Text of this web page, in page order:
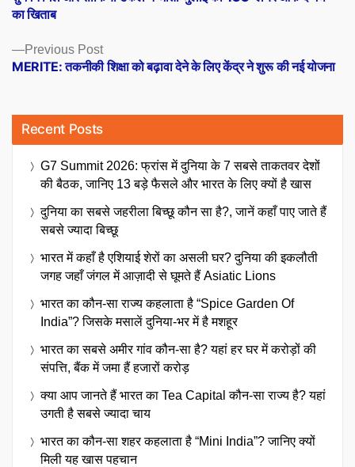
Previous PostPrevious
post:
MERITE: तकनीकी शिक्षा को बढ़ावा देने के लिए केंद्र ने शुरू की नई योजना
का खिताब
Recent Posts
G7 Summit 2026: फ्रांस में दुनिया के 7 सबसे ताकतवर देशों
की बैठक, जानिए 13 बड़े फैसले और भारत के लिए क्यों है खास
दुनिया का सबसे जहरीला बिच्छू कौन सा है?, जानें कहाँ पाए जाते हैं
सबसे ज्यादा बिच्छू
भारत में कहाँ है एशियाई शेरों का असली घर? दुनिया की इकलौती
जगह जहाँ जंगल में आज़ादी से घूमते हैं Asiatic Lions
भारत का कौन-सा राज्य कहलाता है “Spice Garden Of
India”? जिसके मसालें दुनिया-भर में है मशहूर
भारत का सबसे अमीर गांव कौन-सा है? यहां हर घर में करोड़ों की
संपत्ति, बैंक में जमा हैं हजारों करोड़
क्या आप जानते हैं भारत का Tea Capital कौन-सा राज्य है? यहां
उगती है सबसे ज्यादा चाय
भारत का कौन-सा शहर कहलाता है “Mini India”? जानिए क्यों
मिली यह खास पहचान